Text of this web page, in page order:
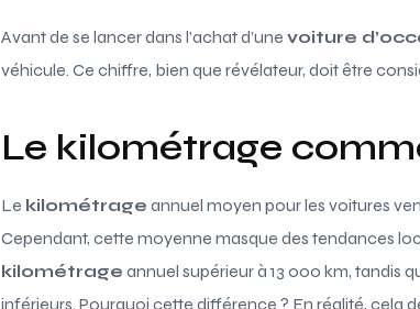
Avant de se lancer dans l’achat d’une voiture
véhicule. Ce chiffre, bien que révélateur, doit être
Le kilométrage
Le kilométrage annuel moyen pour les voitures
Cependant, cette moyenne masque des tendances
kilométrage annuel supérieur à 13 000 km, tandis
inférieurs. Pourquoi cette différence ? En réalité, cela